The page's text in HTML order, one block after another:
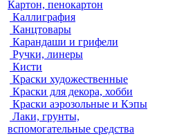
Картон, пенокартон
Каллиграфия
Канцтовары
Карандаши и грифели
Ручки, линеры
Кисти
Краски художественные
Краски для декора, хобби
Краски аэрозольные и Кэпы
Лаки, грунты,
вспомогательные средства